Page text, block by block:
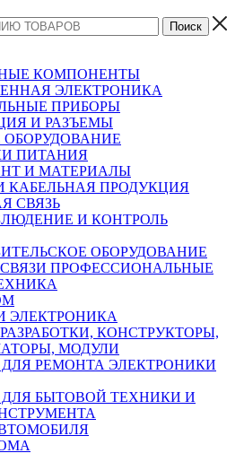
КОМПОНЕНТЫ
ЭЛЕКТРОНИКА
ПРИБОРЫ
И РАЗЪЕМЫ
ПИТАНИЯ
И МАТЕРИАЛЫ
КАБЕЛЬНАЯ ПРОДУКЦИЯ
СВЯЗЬ
И КОНТРОЛЬ
ОБОРУДОВАНИЕ
ПРОФЕССИОНАЛЬНЫЕ
ЭЛЕКТРОНИКА
КОНСТРУКТОРЫ,
МОДУЛИ
РЕМОНТА ЭЛЕКТРОНИКИ
БЫТОВОЙ ТЕХНИКИ И